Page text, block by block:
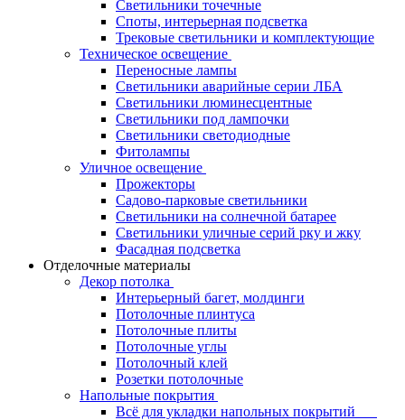
Светильники точечные
Споты, интерьерная подсветка
Трековые светильники и комплектующие
Техническое освещение
Переносные лампы
Светильники аварийные серии ЛБА
Светильники люминесцентные
Светильники под лампочки
Светильники светодиодные
Фитолампы
Уличное освещение
Прожекторы
Садово-парковые светильники
Светильники на солнечной батарее
Светильники уличные серий рку и жку
Фасадная подсветка
Отделочные материалы
Декор потолка
Интерьерный багет, молдинги
Потолочные плинтуса
Потолочные плиты
Потолочные углы
Потолочный клей
Розетки потолочные
Напольные покрытия
Всё для укладки напольных покрытий